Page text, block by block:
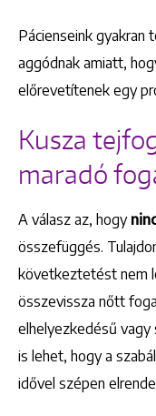
Pácienseink
aggódnak amiatt,
előrevetítenek egy
Kusza
maradó
A válasz az, hogy
összefüggés.
következtetést nem
összevissza nőtt
elhelyezkedésű vagy
is lehet, hogy a
idővel szépen